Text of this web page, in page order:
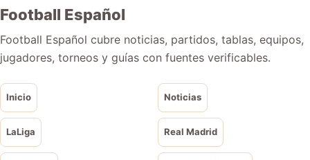
Football Español
Football Español cubre noticias, partidos, tablas, equipos,
jugadores, torneos y guías con fuentes verificables.
Inicio Noticias
LaLiga Real Madrid